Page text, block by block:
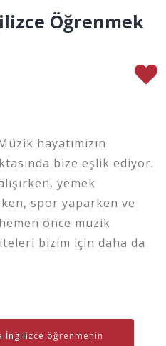
Öğrenmek
hayatımızın
bize eşlik ediyor.
yemek
spor yaparken ve
önce müzik
bizim için daha da
İngilizce öğrenmenin